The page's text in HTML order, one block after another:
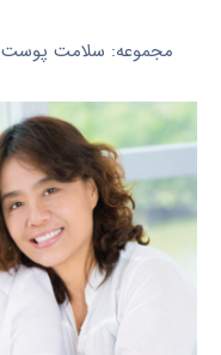
مجموعه: سلامت پوست